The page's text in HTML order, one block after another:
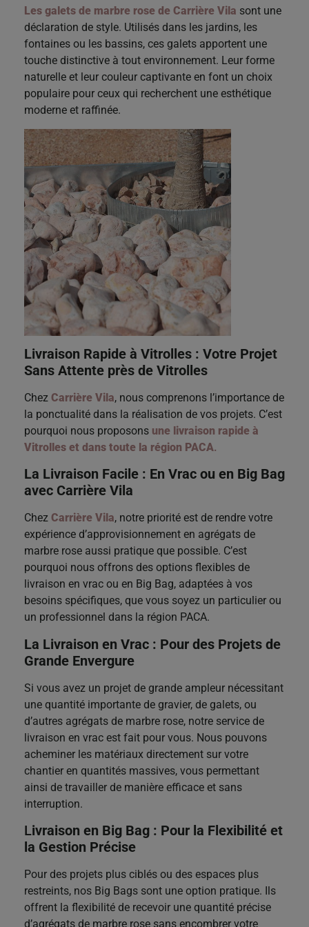
Les galets de marbre rose de Carrière Vila sont une
déclaration de style. Utilisés dans les jardins, les
fontaines ou les bassins, ces galets apportent une
touche distinctive à tout environnement. Leur forme
naturelle et leur couleur captivante en font un choix
populaire pour ceux qui recherchent une esthétique
moderne et raffinée.
Livraison Rapide à Vitrolles : Votre Projet
Sans Attente près de Vitrolles
Chez Carrière Vila, nous comprenons l’importance de
la ponctualité dans la réalisation de vos projets. C’est
pourquoi nous proposons une livraison rapide à
Vitrolles et dans toute la région PACA.
La Livraison Facile : En Vrac ou en Big Bag
avec Carrière Vila
Chez Carrière Vila, notre priorité est de rendre votre
expérience d’approvisionnement en agrégats de
marbre rose aussi pratique que possible. C’est
pourquoi nous offrons des options flexibles de
livraison en vrac ou en Big Bag, adaptées à vos
besoins spécifiques, que vous soyez un particulier ou
un professionnel dans la région PACA.
La Livraison en Vrac : Pour des Projets de
Grande Envergure
Si vous avez un projet de grande ampleur nécessitant
une quantité importante de gravier, de galets, ou
d’autres agrégats de marbre rose, notre service de
livraison en vrac est fait pour vous. Nous pouvons
acheminer les matériaux directement sur votre
chantier en quantités massives, vous permettant
ainsi de travailler de manière efficace et sans
interruption.
Livraison en Big Bag : Pour la Flexibilité et
la Gestion Précise
Pour des projets plus ciblés ou des espaces plus
restreints, nos Big Bags sont une option pratique. Ils
offrent la flexibilité de recevoir une quantité précise
d’agrégats de marbre rose sans encombrer votre